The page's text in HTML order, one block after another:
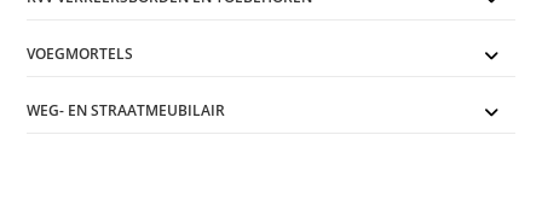
VOEGMORTELS
WEG- EN STRAATMEUBILAIR